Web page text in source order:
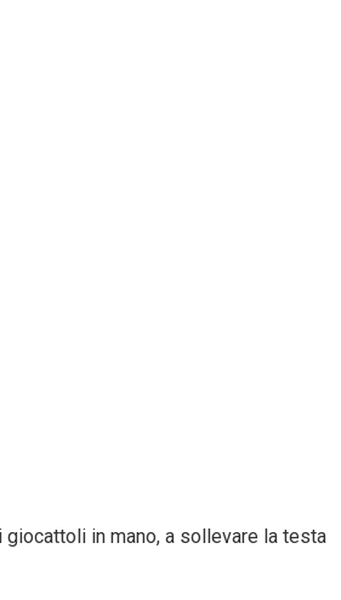
in mano, a sollevare la testa